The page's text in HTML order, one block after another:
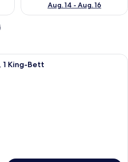
Aug. 14 - Aug. 16
Ein Schlafzimmer mit einem Bett,
1 King-Bett